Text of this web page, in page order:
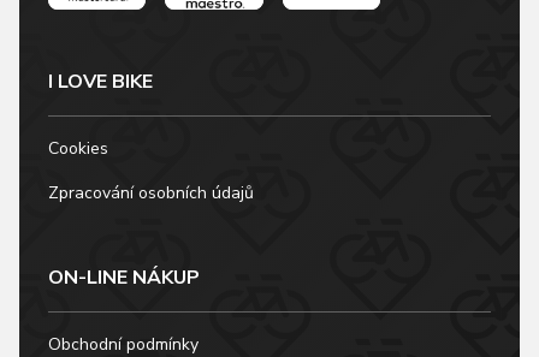
I LOVE BIKE
Cookies
Zpracování osobních údajů
ON-LINE NÁKUP
Obchodní podmínky